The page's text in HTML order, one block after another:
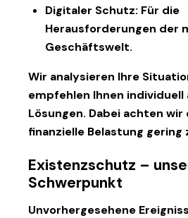
Digitaler Schutz: Für die
Herausforderungen der
Geschäftswelt.
Wir analysieren Ihre
empfehlen Ihnen individuell
Lösungen. Dabei achten wir
finanzielle Belastung gering
Existenzschutz –
Schwerpunkt
Unvorhergesehene